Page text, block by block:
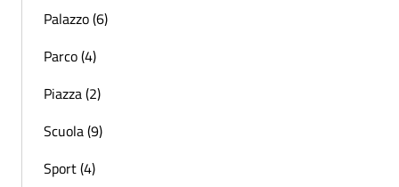
Palazzo (6)
Parco (4)
Piazza (2)
Scuola (9)
Sport (4)